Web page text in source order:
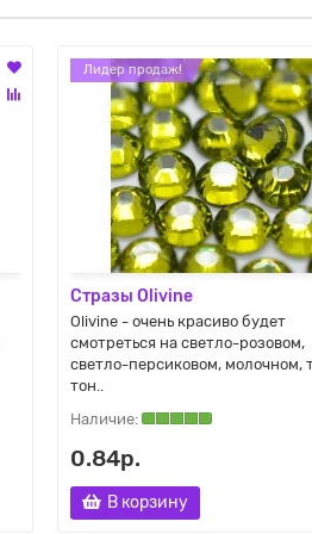
Лидер продаж!
Стразы Olivine
Olivine - очень красиво будет
смотреться на светло-розовом,
светло-персиковом, молочном,
тон..
0.84р.
В корзину